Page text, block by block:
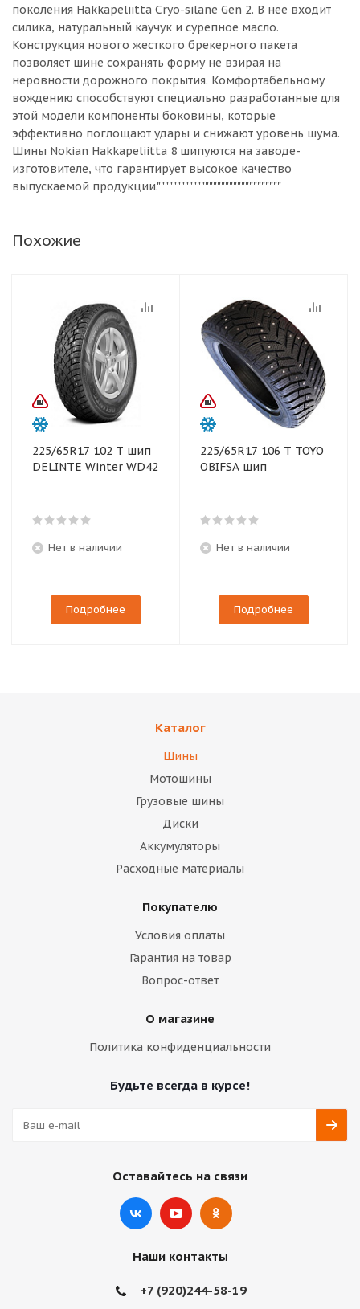
поколения Hakkapeliitta Cryo-silane Gen 2. В нее входит
силика, натуральный каучук и сурепное масло.
Конструкция нового жесткого брекерного пакета
позволяет шине сохранять форму не взирая на
неровности дорожного покрытия. Комфортабельному
вождению способствуют специально разработанные для
этой модели компоненты боковины, которые
эффективно поглощают удары и снижают уровень шума.
Шины Nokian Hakkapeliitta 8 шипуются на заводе-
изготовителе, что гарантирует высокое качество
выпускаемой продукции."""""""""""""""""""""""""""""""
Похожие
225/65R17 102 T шип
DELINTE Winter WD42
Нет в наличии
Подробнее
225/65R17 106 T TOYO
OBIFSA шип
Нет в наличии
Подробнее
Каталог
Шины
Мотошины
Грузовые шины
Диски
Аккумуляторы
Расходные материалы
Покупателю
Условия оплаты
Гарантия на товар
Вопрос-ответ
О магазине
Политика конфиденциальности
Будьте всегда в курсе!
Оставайтесь на связи
Наши контакты
+7 (920)244-58-19